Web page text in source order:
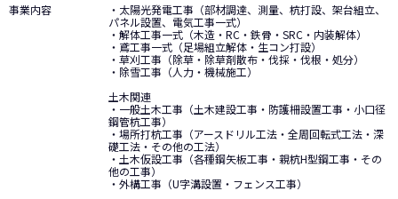
事業内容
・太陽光発電工事（部材調達、測量、杭打設、架台組立、
パネル設置、電気工事一式）
・解体工事一式（木造・RC・鉄骨・SRC・内装解体）
・鳶工事一式（足場組立解体・生コン打設）
・草刈工事（除草・除草剤散布・伐採・伐根・処分）
・除雪工事（人力・機械施工）
土木関連
・一般土木工事（土木建設工事・防護柵設置工事・小口径
鋼管杭工事）
・場所打杭工事（アースドリル工法・全周回転式工法・深
礎工法・その他の工法）
・土木仮設工事（各種鋼矢板工事・親杭H型鋼工事・その
他の工事）
・外構工事（U字溝設置・フェンス工事）